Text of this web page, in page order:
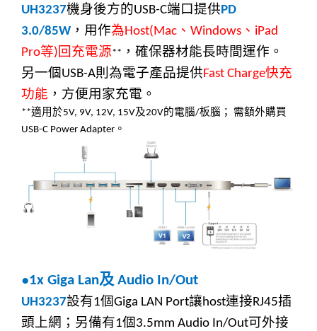
UH3237機身後方的USB-C端口提供 PD
3.0/85W ， 用作為 Host(Mac 、 Windows 、 iPad
Pro等) 回充電源** ，確保器材能長時間運作。
另一個USB-A則 為電子產品提供 Fast Charge快充
功能 ，方便用家充電 。
**適用於5V, 9V, 12V, 15V及20V的電腦/板腦； 需額外購買
USB-C Power Adapter 。
●1x Giga Lan及 Audio In/Out
UH3237設有1個Giga LAN Port讓 host連接 RJ45插
頭上網； 另備有1個3.5mm Audio In/Out可外接